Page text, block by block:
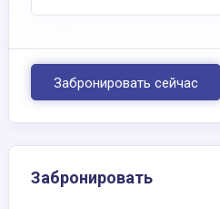
Забронировать сейчас
Забронировать